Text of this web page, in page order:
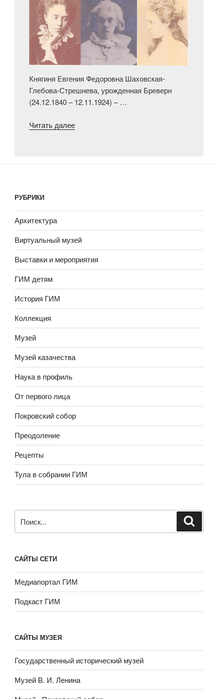
Княгиня Евгения Федоровна Шаховская-
Глебова-Стрешнева, урожденная Бреверн
(24.12.1840 – 12.11.1924) – …
Читать далее«О
РУБРИКИ
Архитектура
Виртуальный музей
Выставки и мероприятия
ГИМ детям
История ГИМ
Коллекция
Музей
Музей казачества
Наука в профиль
От первого лица
Покровский собор
Преодоление
Рецепты
Тула в собрании ГИМ
САЙТЫ СЕТИ
Медиапортал ГИМ
Подкаст ГИМ
САЙТЫ МУЗЕЯ
Государственный исторический музей
Музей В. И. Ленина